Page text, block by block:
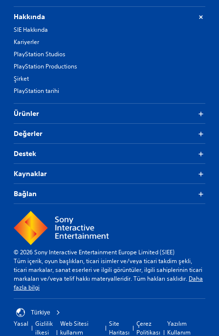
Hakkında
SIE Hakkında
Kariyerler
PlayStation Studios
PlayStation Productions
Şirket
PlayStation tarihi
Ürünler
Değerler
Destek
Kaynaklar
Bağlan
© 2026 Sony Interactive Entertainment Europe Limited (SIEE)
Tüm içerik, oyun başlıkları, ticari isimler ve/veya ticari takdim şekli,
ticari markalar, sanat eserleri ve ilgili görüntüler, ilgili sahiplerinin ticari
markaları ve/veya telif hakkı materyalleridir. Tüm hakları saklıdır. Daha
fazla bilgi
Türkiye
Yasal
Gizlilik
ilkesi
Web Sitesi
kullanım
Site
Haritası
Çerez
Politikası
Yazılım
Kullanım